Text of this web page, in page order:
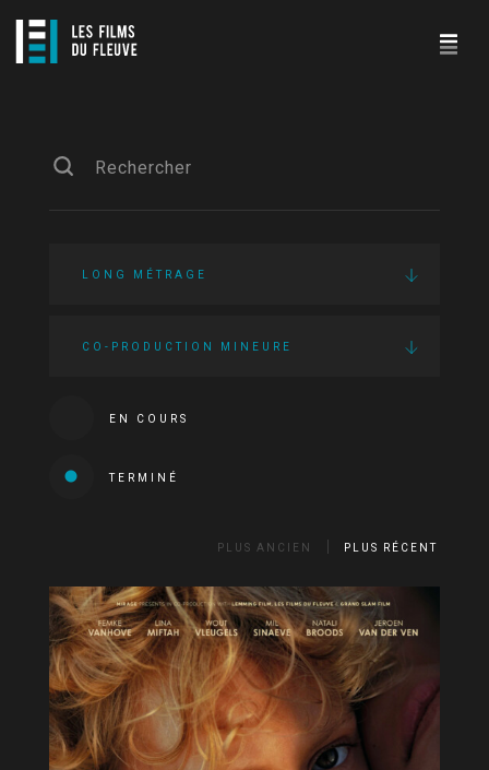
LONG MÉTRAGE
CO-PRODUCTION MINEURE
EN COURS
TERMINÉ
PLUS ANCIEN PLUS RÉCENT